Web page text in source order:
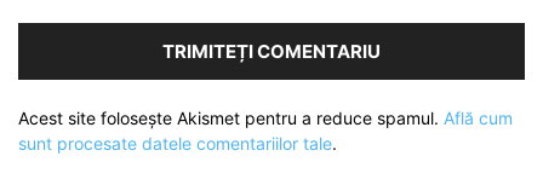
Acest site folosește Akismet pentru a reduce spamul. Află cum
sunt procesate datele comentariilor tale.